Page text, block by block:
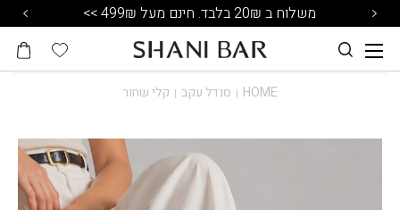
משלוח ב 20₪ בלבד. חינם מעל 499₪ >>
HOME
| סנדל עקב | קלי שחור